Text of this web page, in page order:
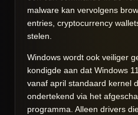
malware kan vervolgens
entries, cryptocurrency
stelen.
Windows wordt ook veiliger
kondigde aan dat Windows
vanaf april standaard kernel
ondertekend via het
programma. Alleen drivers